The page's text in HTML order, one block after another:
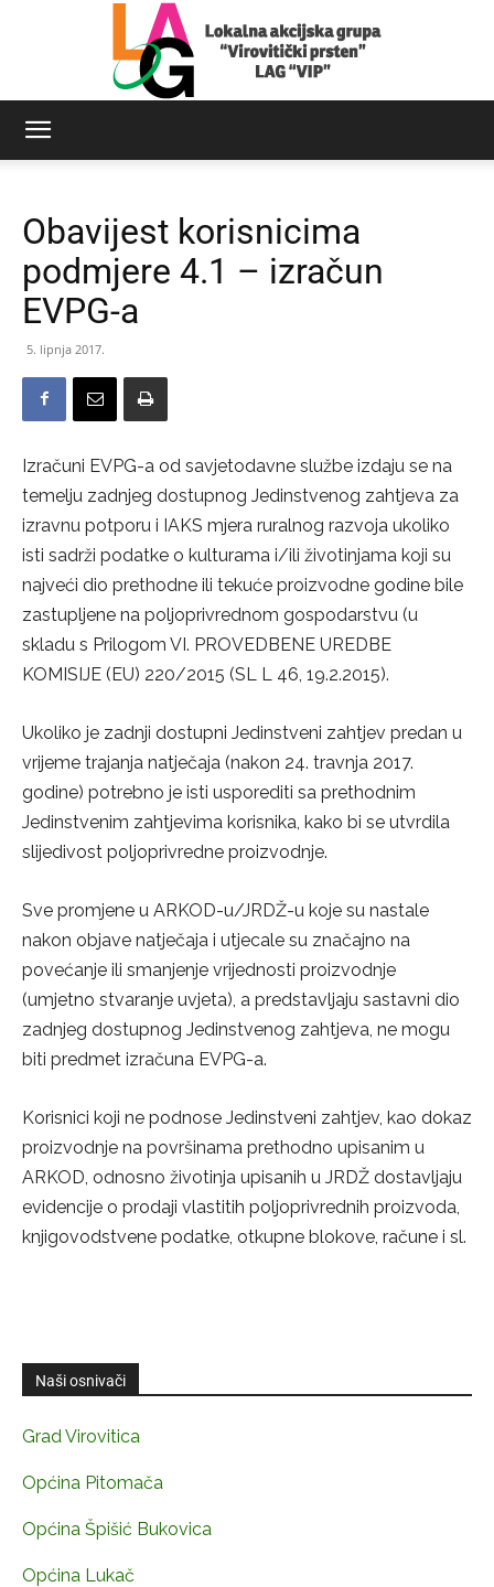
Virovitički
Obavijest korisnicima
podmjere 4.1 – izračun
EVPG-a
5. lipnja 2017.
Izračuni EVPG-a od savjetodavne službe izdaju se na
temelju zadnjeg dostupnog Jedinstvenog zahtjeva za
izravnu potporu i IAKS mjera ruralnog razvoja ukoliko
isti sadrži podatke o kulturama i/ili životinjama koji su
najveći dio prethodne ili tekuće proizvodne godine bile
zastupljene na poljoprivrednom gospodarstvu (u
skladu s Prilogom VI. PROVEDBENE UREDBE
KOMISIJE (EU) 220/2015 (SL L 46, 19.2.2015).
Ukoliko je zadnji dostupni Jedinstveni zahtjev predan u
vrijeme trajanja natječaja (nakon 24. travnja 2017.
godine) potrebno je isti usporediti sa prethodnim
Jedinstvenim zahtjevima korisnika, kako bi se utvrdila
slijedivost poljoprivredne proizvodnje.
Sve promjene u ARKOD-u/JRDŽ-u koje su nastale
nakon objave natječaja i utjecale su značajno na
povećanje ili smanjenje vrijednosti proizvodnje
(umjetno stvaranje uvjeta), a predstavljaju sastavni dio
zadnjeg dostupnog Jedinstvenog zahtjeva, ne mogu
biti predmet izračuna EVPG-a.
Korisnici koji ne podnose Jedinstveni zahtjev, kao dokaz
proizvodnje na površinama prethodno upisanim u
ARKOD, odnosno životinja upisanih u JRDŽ dostavljaju
evidencije o prodaji vlastitih poljoprivrednih proizvoda,
knjigovodstvene podatke, otkupne blokove, račune i sl.
Naši osnivači
Grad Virovitica
Općina Pitomača
Općina Špišić Bukovica
Općina Lukač